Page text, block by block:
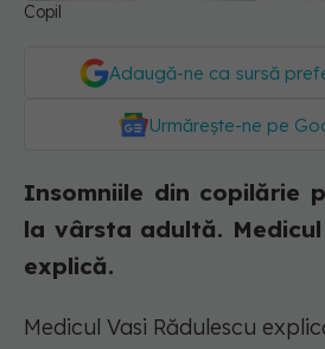
Copil
Adaugă-ne ca sursă
Urmărește-ne pe
Insomniile din copilărie
la vârsta adultă. Medicul
explică.
Medicul Vasi Rădulescu